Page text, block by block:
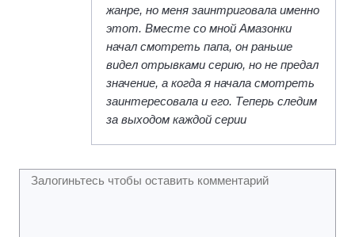
жанре, но меня заинтриговала именно
этот. Вместе со мной Амазонки
начал смотреть папа, он раньше
видел отрывками серию, но не предал
значение, а когда я начала смотреть
заинтересовала и его. Теперь следим
за выходом каждой серии